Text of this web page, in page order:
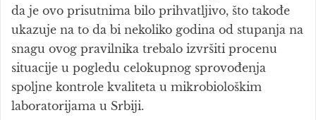
da je ovo prisutnima bilo prihvatljivo, što takođe
ukazuje na to da bi nekoliko godina od stupanja na
snagu ovog pravilnika trebalo izvršiti procenu
situacije u pogledu celokupnog sprovođenja
spoljne kontrole kvaliteta u mikrobiološkim
laboratorijama u Srbiji.